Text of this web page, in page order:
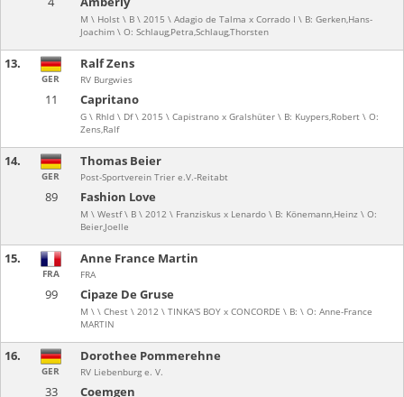
M \ Holst \ B \ 2015 \ Adagio de Talma x Corrado I \ B: Gerken,Hans-
Joachim \ O: Schlaug,Petra,Schlaug,Thorsten
13.
11 Capritano
G \ Rhld \ Df \ 2015 \ Capistrano x Gralshüter \ B: Kuypers,Robert \ O:
Zens,Ralf
GER
Ralf Zens
RV Burgwies
14.
89 Fashion Love
M \ Westf \ B \ 2012 \ Franziskus x Lenardo \ B: Könemann,Heinz \ O:
Beier,Joelle
GER
Thomas Beier
Post-Sportverein Trier e.V.-Reitabt
15.
99 Cipaze De Gruse
M \ \ Chest \ 2012 \ TINKA'S BOY x CONCORDE \ B: \ O: Anne-France
MARTIN
FRA
Anne France Martin
FRA
16.
33 Coemgen
GER
Dorothee Pommerehne
RV Liebenburg e. V.